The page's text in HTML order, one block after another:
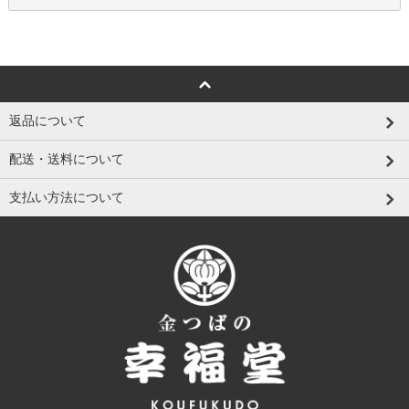
返品について
配送・送料について
支払い方法について